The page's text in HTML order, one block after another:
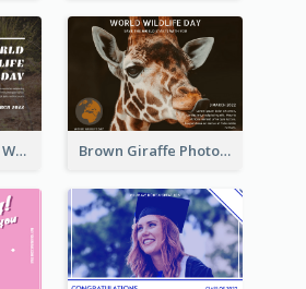
Brown Lion Photo World Wildlife Day Post Card Brown Giraffe Photo World Wildlife Day Post Card